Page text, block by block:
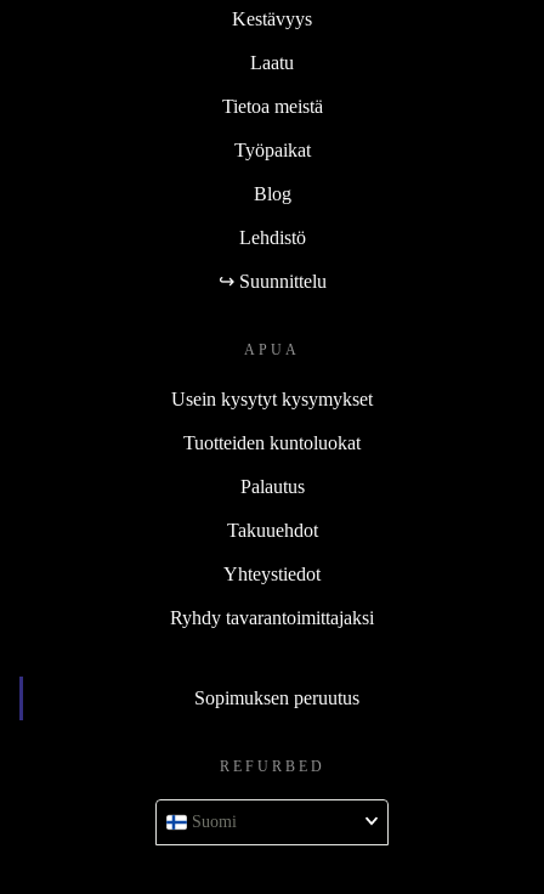
Kestävyys
Laatu
Tietoa meistä
Työpaikat
Blog
Lehdistö
↪ Suunnittelu
APUA
Usein kysytyt kysymykset
Tuotteiden kuntoluokat
Palautus
Takuuehdot
Yhteystiedot
Ryhdy tavarantoimittajaksi
Sopimuksen peruutus
REFURBED
Suomi